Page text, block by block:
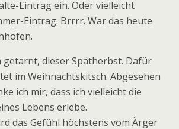
Eintrag ein. Oder vielleicht
Eintrag. Brrrr. War das heute
getarnt, dieser Spätherbst. Dafür
im Weihnachtskitsch. Abgesehen
ich mir, dass ich vielleicht die
Lebens erlebe.
das Gefühl höchstens vom Ärger